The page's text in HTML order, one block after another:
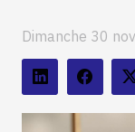
Dimanche 30